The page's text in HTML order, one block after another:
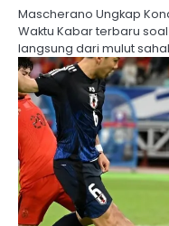
Mascherano Ungkap
Waktu Kabar terbaru
langsung dari mulut